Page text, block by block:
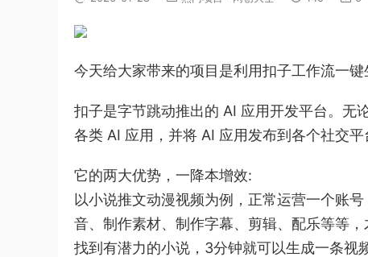
今天给大家带来的项目是利用扣子工作流一
扣子是字节跳动推出的 AI 应用开发平台。无
各类 AI 应用，并将 AI 应用发布到各个社交
它的两大优势，一降本增效:
以小说推文动漫视频为例，正常运营一个账
音、制作素材、制作字幕、剪辑、配乐等等
找到有潜力的小说，3分钟就可以生成一条视